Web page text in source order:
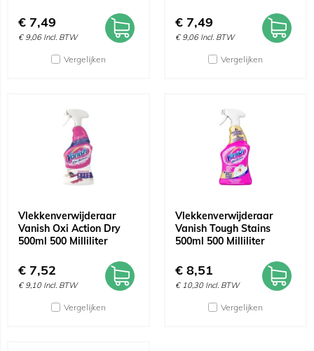
€ 7,49
€ 9,06 Incl. BTW
Vergelijken
€ 7,49
€ 9,06 Incl. BTW
Vergelijken
Vlekkenverwijderaar
Vanish Oxi Action Dry
500ml 500 Milliliter
€ 7,52
€ 9,10 Incl. BTW
Vergelijken
Vlekkenverwijderaar
Vanish Tough Stains
500ml 500 Milliliter
€ 8,51
€ 10,30 Incl. BTW
Vergelijken